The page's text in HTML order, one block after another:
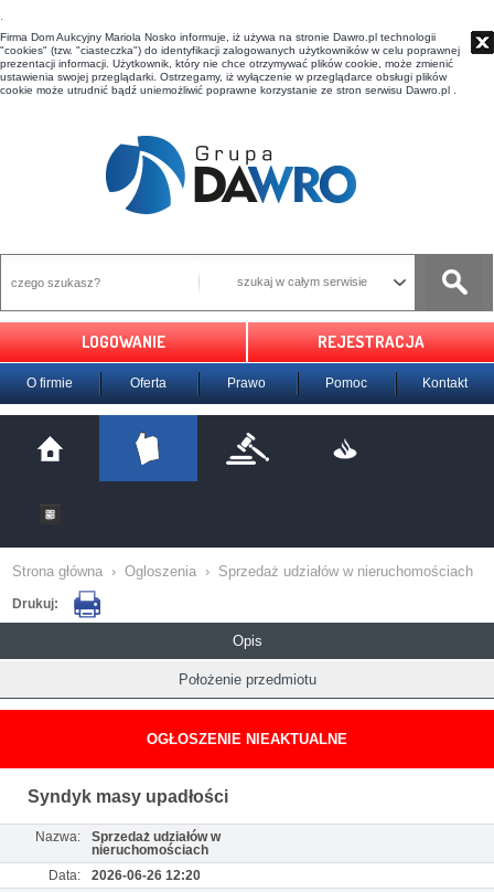
t
Firma Dom Aukcyjny Mariola Nosko informuje, iż używa na stronie Dawro.pl technologii
"cookies" (tzw. "ciasteczka") do identyfikacji zalogowanych użytkowników w celu poprawnej
prezentacji informacji. Użytkownik, który nie chce otrzymywać plików cookie, może zmienić
ustawienia swojej przeglądarki. Ostrzegamy, iż wyłączenie w przeglądarce obsługi plików
cookie może utrudnić bądź uniemożliwić poprawne korzystanie ze stron serwisu Dawro.pl .
szukaj w całym serwisie
LOGOWANIE REJESTRACJA
O firmie Oferta Prawo Pomoc Kontakt
Strona główna › Ogloszenia › Sprzedaż udziałów w nieruchomościach
Drukuj:
Opis
Położenie przedmiotu
OGŁOSZENIE NIEAKTUALNE
Syndyk masy upadłości
Nazwa:
Sprzedaż udziałów w
nieruchomościach
Data:
2026-06-26 12:20